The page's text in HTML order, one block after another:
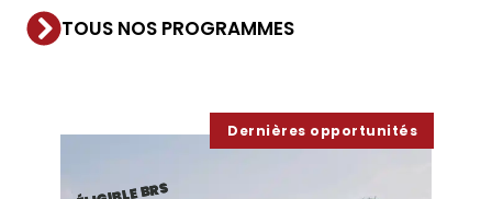
TOUS NOS PROGRAMMES
lancement commercial
lancement commercial
dernières opportunités